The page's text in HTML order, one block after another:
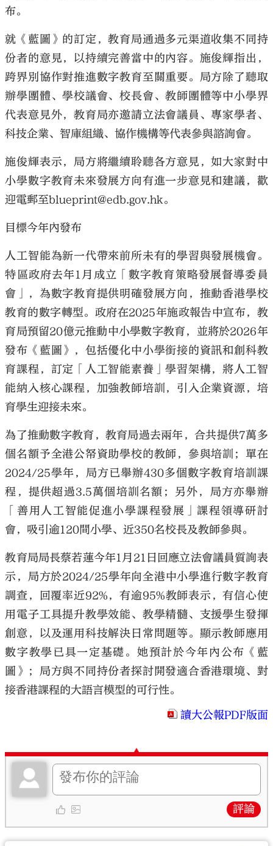
布。
就《藍圖》的訂定，教育局通過多元渠道收集不同持
份者的意見，以持續完善當中的內容。施俊輝指出，
跨界別協作對推進數字教育至關重要。局方除了聽取
辦學團體、學校議會、校長會、教師團體等中小學界
代表意見外，教育局亦邀請立法會議員、專家學者、
科技企業、智庫組織、協作機構等代表參與諮詢會。
施俊輝表示，局方將繼續聆聽各方意見，如大家對中
小學數字教育未來發展方向有進一步意見和建議，歡
迎電郵至blueprint@edb.gov.hk。
目標今年內發布
人工智能為新一代帶來前所未有的學習與發展機會。
特區政府去年1月成立「數字教育策略發展督導委員
會」，為數字教育提供明確發展方向，推動香港學校
教育的數字轉型。政府在2025年施政報告中宣布，教
育局預留20億元推動中小學數字教育，並將於2026年
發布《藍圖》，包括優化中小學銜接的資訊和創科教
育課程，訂定「人工智能素養」學習架構，將人工智
能納入核心課程，加強教師培訓，引入企業資源，培
育學生迎接未來。
為了推動數字教育，教育局過去兩年，合共提供7萬多
個名額予全港公帑資助學校的教師，參與培訓；單在
2024/25學年，局方已舉辦430多個數字教育培訓課
程，提供超過3.5萬個培訓名額；另外，局方亦舉辦
「善用人工智能促進小學課程發展」課程領導研討
會，吸引逾120間小學、近350名校長及教師參與。
教育局局長蔡若蓮今年1月21日回應立法會議員質詢表
示，局方於2024/25學年向全港中小學進行數字教育
調查，回覆率近92%，有逾95%教師表示，有信心使
用電子工具提升教學效能、教學精髓、支援學生發揮
創意，以及運用科技解決日常問題等。顯示教師應用
數字教學已具一定基礎。她預計於今年內公布《藍
圖》；局方與不同持份者探討開發適合香港環境、對
接香港課程的大語言模型的可行性。
讀大公報PDF版面
評論